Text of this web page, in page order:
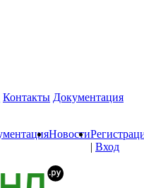
Контакты Документация
Новости
| Вход